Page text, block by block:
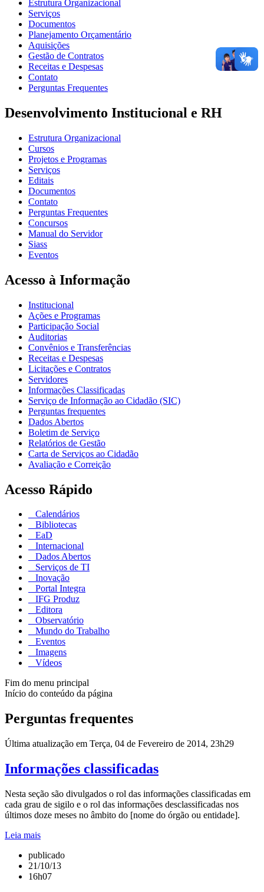
Estrutura Organizacional
Serviços
Documentos
Planejamento Orçamentário
Aquisições
Gestão de Contratos
Receitas e Despesas
Contato
Perguntas Frequentes
Desenvolvimento Institucional e RH
Estrutura Organizacional
Cursos
Projetos e Programas
Serviços
Editais
Documentos
Contato
Perguntas Frequentes
Concursos
Manual do Servidor
Siass
Eventos
Acesso à Informação
Institucional
Ações e Programas
Participação Social
Auditorias
Convênios e Transferências
Receitas e Despesas
Licitações e Contratos
Servidores
Informações Classificadas
Serviço de Informação ao Cidadão (SIC)
Perguntas frequentes
Dados Abertos
Boletim de Serviço
Relatórios de Gestão
Carta de Serviços ao Cidadão
Avaliação e Correição
Acesso Rápido
Calendários
Bibliotecas
EaD
Internacional
Dados Abertos
Serviços de TI
Inovação
Portal Integra
IFG Produz
Editora
Observatório
Mundo do Trabalho
Eventos
Imagens
Vídeos
Fim do menu principal
Início do conteúdo da página
Perguntas frequentes
Última atualização em Terça, 04 de Fevereiro de 2014, 23h29
Informações classificadas
Nesta seção são divulgados o rol das informações classificadas em
cada grau de sigilo e o rol das informações desclassificadas nos
últimos doze meses no âmbito do [nome do órgão ou entidade].
Leia mais
publicado
21/10/13
16h07